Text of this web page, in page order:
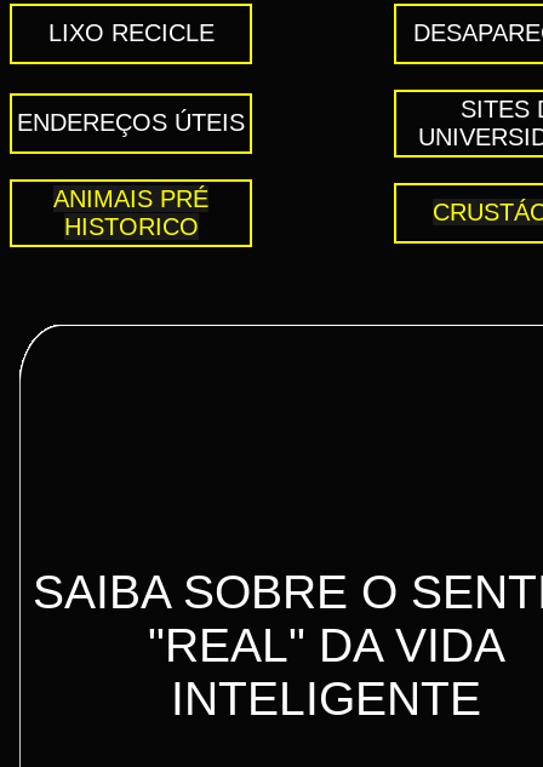
LIXO RECICLE
ENDEREÇOS ÚTEIS
SITES
ANIMAIS PRÉ
HISTORICO
SAIBA SOBRE O
"REAL" DA VIDA
INTELIGENTE